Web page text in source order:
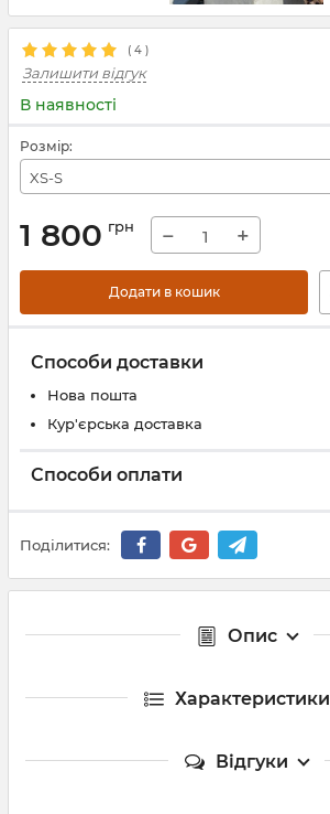
( 4 )
Залишити відгук
В наявності
Розмір:
XS-S
1 800 грн − +
Додати в кошик
Способи доставки
Нова пошта
Кур'єрська доставка
Способи оплати
Поділитися:
Опис
Характеристики
Відгуки